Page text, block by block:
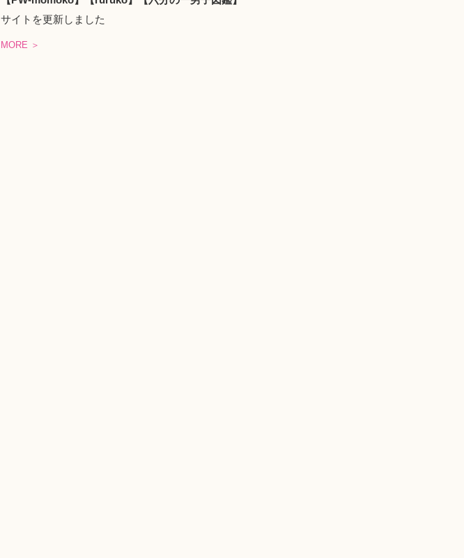
サイトを更新しました
MORE ＞